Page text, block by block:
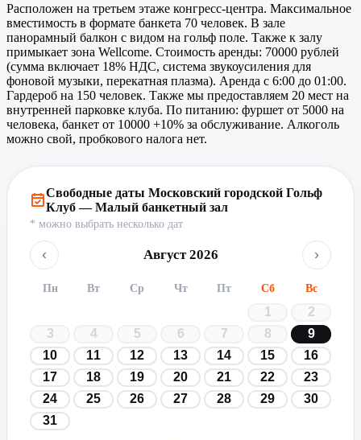
Расположен на третьем этаже конгресс-центра. Максимальное
вместимость в формате банкета 70 человек. В зале
панорамный балкон с видом на гольф поле. Также к залу
примыкает зона Wellcome. Стоимость аренды: 70000 рублей
(сумма включает 18% НДС, система звукоусиления для
фоновой музыки, перекатная плазма). Аренда с 6:00 до 01:00.
Гардероб на 150 человек. Также мы предоставляем 20 мест на
внутренней парковке клуба. По питанию: фуршет от 5000 на
человека, банкет от 10000 +10% за обслуживание. Алкоголь
можно свой, пробкового налога нет.
Свободные даты Московский городской Гольф
Клуб — Малый банкетный зал
* можно выбрать несколько дат
‹ Август 2026 ›
Пн Вт Ср Чт Пт Сб Вс
1
2
3
4 5 6 7 8
9
10
11 12 13 14 15
16
17
18 19 20 21 22
23
24
25 26 27 28 29
30
31